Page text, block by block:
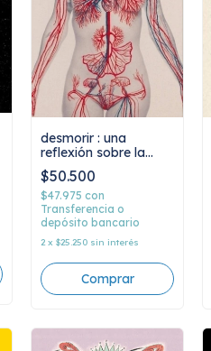
desmorir : una
reflexión sobre la
enfermedad en un
mundo capitalista,
anne boyer
$50.500
$47.975 con
Transferencia o
depósito bancario
2 x $25.250 sin interés